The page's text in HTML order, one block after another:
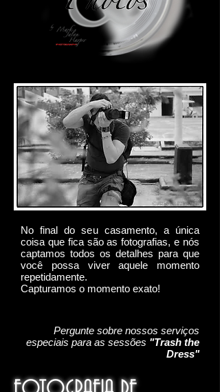
No final do seu casamento, a única
coisa que fica são as fotografias, e nós
captamos todos os detalhes para que
você possa viver aquele momento
repetidamente.
Capturamos o momento exato!
Pergunte sobre nossos serviços
especiais para as sessões "Trash the
Dress"